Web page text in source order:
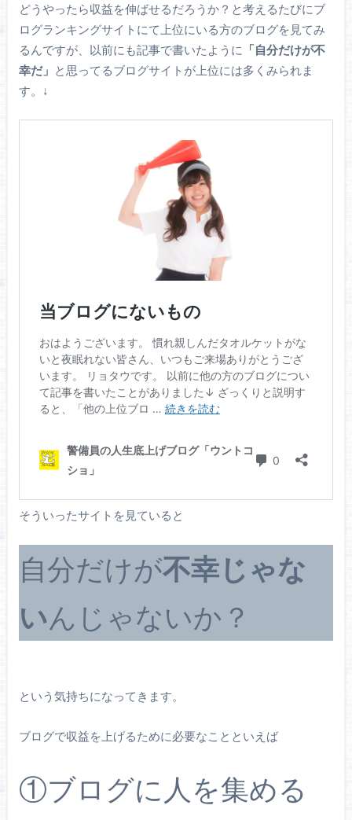
どうやったら収益を伸ばせるだろうか？と考えるたびにブ
ログランキングサイトにて上位にいる方のブログを見てみ
るんですが、以前にも記事で書いたように 「自分だけが不
幸だ」
と思ってるブログサイトが上位には多くみられま
す。↓
そういったサイトを見ていると
自分だけが不幸じゃな
いんじゃないか？
という気持ちになってきます。
ブログで収益を上げるために必要なことといえば
①ブログに人を集める